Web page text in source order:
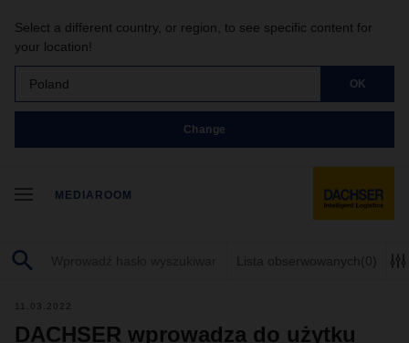
Select a different country, or region, to see specific content for
your location!
Poland OK
Change
MEDIAROOM
Lista obserwowanych (0)
11.03.2022
DACHSER wprowadza do użytku